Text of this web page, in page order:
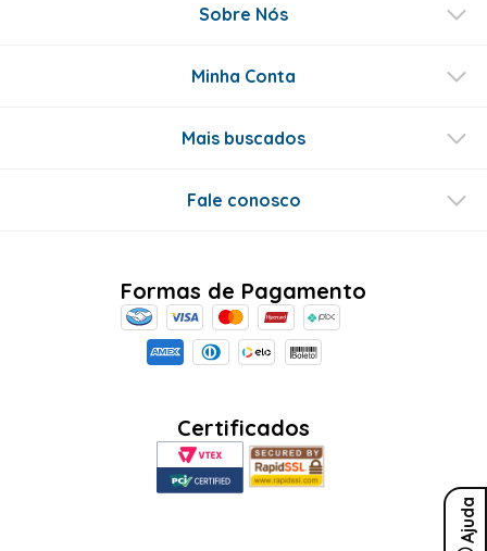
Perguntas & respostas
Este produto ainda não tem perguntas
Ajuda